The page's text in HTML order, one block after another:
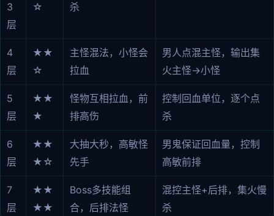
3
层
☆
杀
4
层
★★
☆
主怪混法，小怪会
拉血
男人点混主怪，输出集
火主怪→小怪
5
层
★★
★
怪物互相拉血，前
排高伤
控制回血单位，逐个点
杀
6
层
★★
★☆
大抽大秒，高敏怪
先手
男鬼保证回血量，控制
高敏前排
7
层
★★
★★
Boss多技能组
合，后排法怪
混控主怪+后排，集火慢
杀